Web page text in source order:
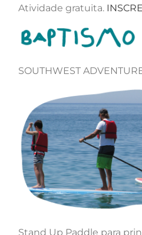
Atividade gratuita.
SOUTHWEST
Stand Up Paddle para